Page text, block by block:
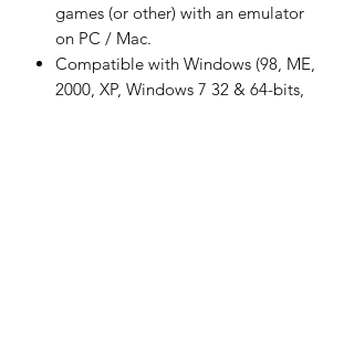
games (or other) with an emulator
on PC / Mac.
Compatible with Windows (98, ME,
2000, XP, Windows 7 32 & 64-bits,